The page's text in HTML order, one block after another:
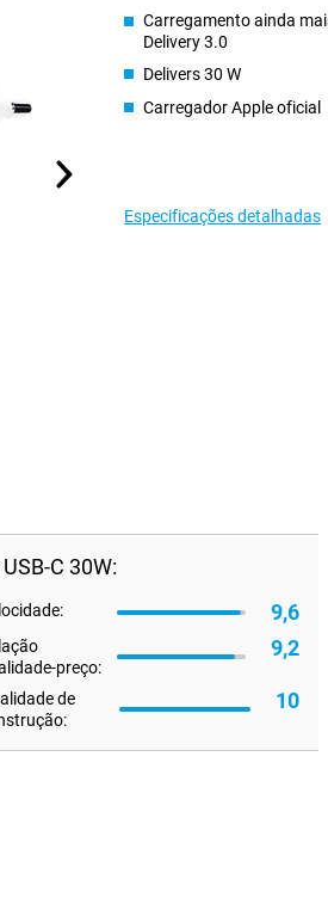
Carregamento ainda
Delivery 3.0
Delivers 30 W
Carregador Apple oficial
Especificações detalhadas
C 30W:
9,6
preço:
9,2
de
10